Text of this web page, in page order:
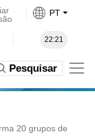
PT
22:21
Pesquisar
20 grupos de